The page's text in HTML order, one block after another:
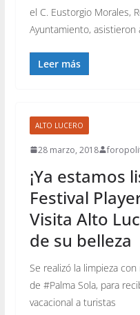
el C. Eustorgio Morales,
Ayuntamiento, asistieron
Leer más
ALTO LUCERO
28 marzo, 2018
¡Ya estamos
Festival
Visita Alto
de su belleza
Se realizó la limpieza
de #Palma Sola, para
vacacional a turistas